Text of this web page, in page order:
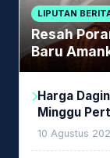
LIPUTAN
Resah
Baru
Harga
Minggu
Ini
10 Agustus